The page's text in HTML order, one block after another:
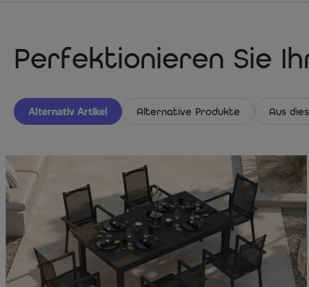
Perfektionieren Sie
Alternativ Artikel Alternative Produkte Aus